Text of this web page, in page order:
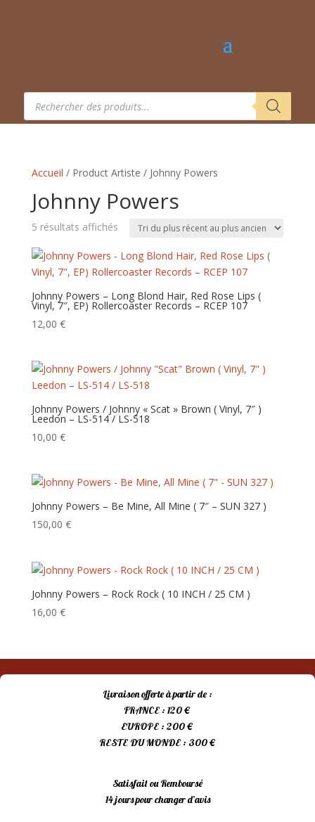
Recherche
produits
Accueil / Product Artiste / Johnny Powers
Johnny Powers
5 résultats affichésTrié
plus
récent
au
plus
Johnny Powers – Long Blond Hair, Red Rose Lips (
Vinyl, 7″, EP) Rollercoaster Records – RCEP 107
12,00 €
Johnny Powers / Johnny « Scat » Brown ( Vinyl, 7″ )
Leedon – LS-514 / LS-518
10,00 €
Johnny Powers – Be Mine, All Mine ( 7″ – SUN 327 )
150,00 €
Johnny Powers – Rock Rock ( 10 INCH / 25 CM )
16,00 €
Livraison offerte à partir de :
FRANCE : 120 €
EUROPE : 200 €
RESTE DU MONDE : 300 €
Satisfait ou Remboursé
14 jours pour changer d’avis